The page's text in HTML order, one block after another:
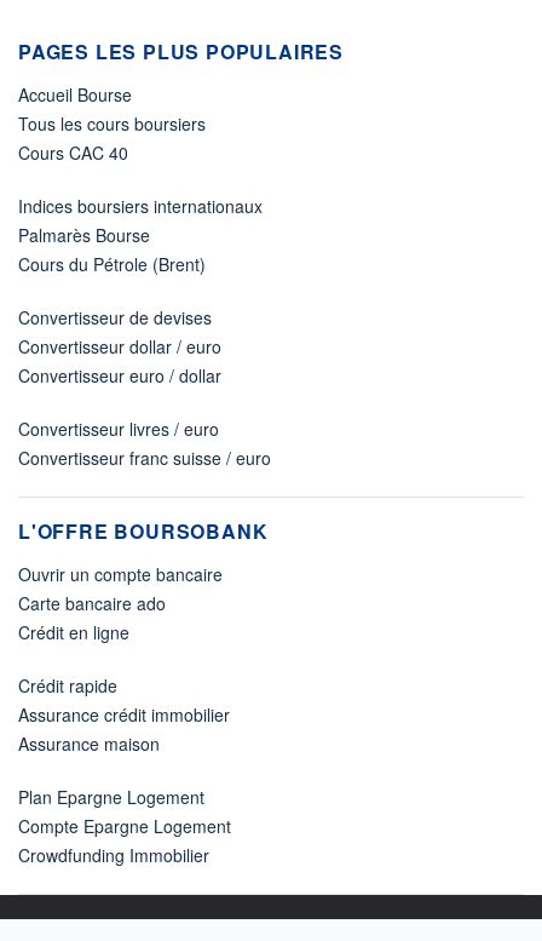
PAGES LES PLUS POPULAIRES
Accueil Bourse
Tous les cours boursiers
Cours CAC 40
Indices boursiers internationaux
Palmarès Bourse
Cours du Pétrole (Brent)
Convertisseur de devises
Convertisseur dollar / euro
Convertisseur euro / dollar
Convertisseur livres / euro
Convertisseur franc suisse / euro
L'OFFRE BOURSOBANK
Ouvrir un compte bancaire
Carte bancaire ado
Crédit en ligne
Crédit rapide
Assurance crédit immobilier
Assurance maison
Plan Epargne Logement
Compte Epargne Logement
Crowdfunding Immobilier